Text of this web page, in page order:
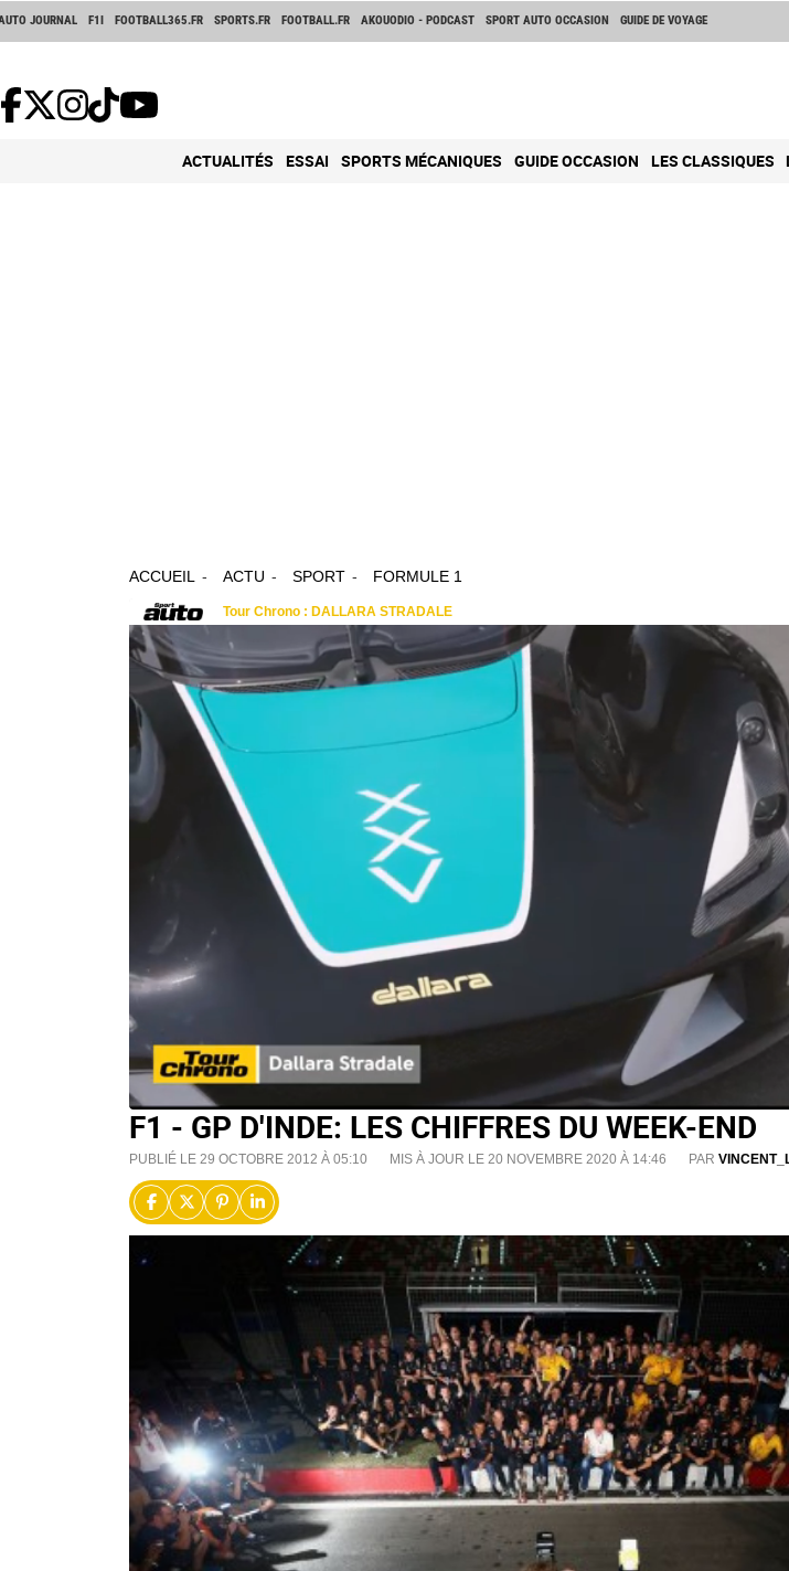
JOURNAL F1I FOOTBALL365.FR SPORTS.FR FOOTBALL.FR AKOUODIO - PODCAST SPORT AUTO OCCASION GUIDE DE VOYAGE
ACTUALITÉS ESSAI SPORTS MÉCANIQUES GUIDE OCCASION LES CLASSIQUES
ACCUEIL ACTU SPORT FORMULE 1
F1 - GP D'INDE: LES CHIFFRES DU WEEK-END
PUBLIÉ LE 29 OCTOBRE 2012 À 05:10 MIS À JOUR LE 20 NOVEMBRE 2020 À 14:46 PAR